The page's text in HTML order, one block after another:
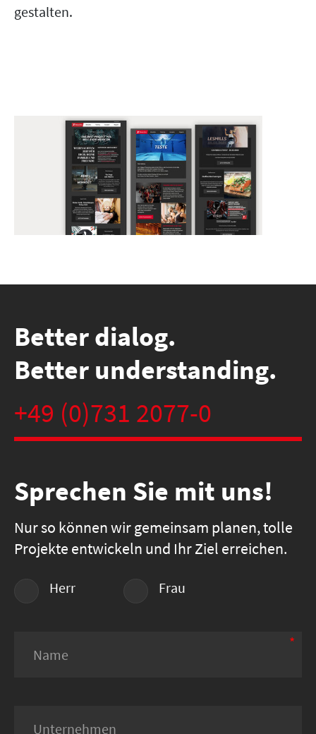
gestalten.
Better dialog.
Better understanding.
+49 (0)731 2077-0
Sprechen Sie mit uns!
Nur so können wir gemeinsam planen, tolle
Projekte entwickeln und Ihr Ziel erreichen.
Herr Frau
*